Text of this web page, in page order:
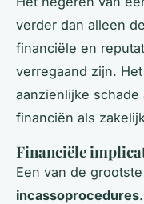
verder dan alleen
financiële en
verregaand zijn.
aanzienlijke
financiën als
Financiële
Een van de
incassoprocedures